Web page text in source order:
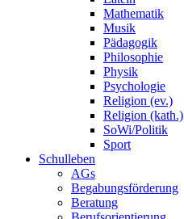
Mathematik
Musik
Pädagogik
Philosophie
Physik
Psychologie
Religion (ev.)
Religion (kath.)
SoWi/Politik
Sport
Schulleben
AGs
Begabungsförderung
Beratung